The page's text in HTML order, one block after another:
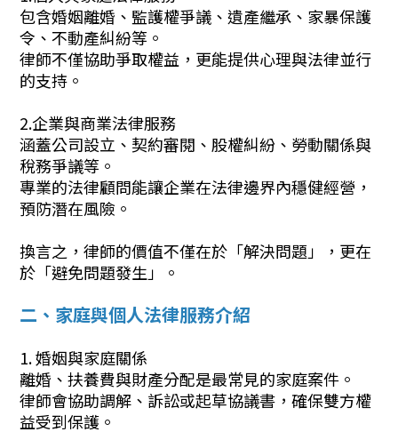
包含婚姻離婚、監護權爭議、遺產繼承、家暴保護
令、不動產糾紛等。
律師不僅協助爭取權益，更能提供心理與法律並行
的支持。
2.企業與商業法律服務
涵蓋公司設立、契約審閱、股權糾紛、勞動關係與
稅務爭議等。
專業的法律顧問能讓企業在法律邊界內穩健經營，
預防潛在風險。
換言之，律師的價值不僅在於「解決問題」，更在
於「避免問題發生」。
二、家庭與個人法律服務介紹
1. 婚姻與家庭關係
離婚、扶養費與財產分配是最常見的家庭案件。
律師會協助調解、訴訟或起草協議書，確保雙方權
益受到保護。